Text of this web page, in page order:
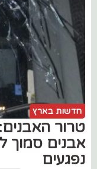
חדשות בארץ
טרור
אבנים סמוך
נפגעים